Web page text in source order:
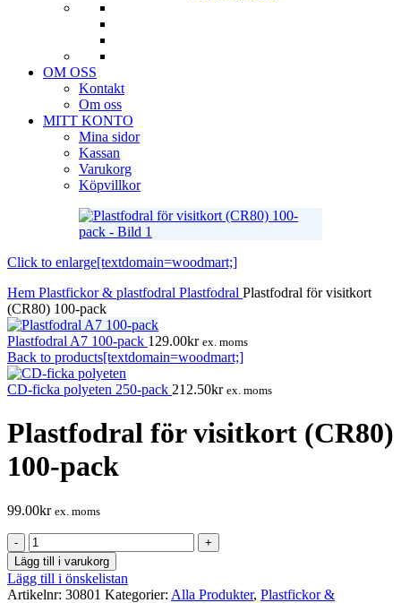
OM OSS
Kontakt
Om oss
MITT KONTO
Mina sidor
Kassan
Varukorg
Köpvillkor
Click to enlarge[textdomain=woodmart;]
Hem Plastfickor & plastfodral Plastfodral Plastfodral för visitkort
(CR80) 100-pack
Plastfodral A7 100-pack 129.00kr ex. moms
Back to products[textdomain=woodmart;]
CD-ficka polyeten 250-pack 212.50kr ex. moms
Plastfodral för visitkort (CR80)
100-pack
99.00kr ex. moms
Plastfodral
för
visitkort
(CR80)
Lägg till i varukorg
Lägg till i önskelistan
Artikelnr: 30801 Kategorier: Alla Produkter, Plastfickor &